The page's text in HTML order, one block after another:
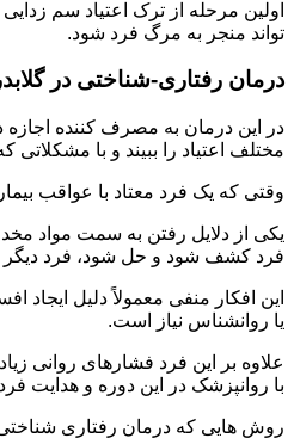
اولین مرحله از ترک اعتیاد سم
تواند منجر به مرگ فرد شود.
درمان رفتاری-شناختی در
مختلف اعتیاد را ببیند و با
وقتی که یک فرد معتاد با عواقب
یکی از دلایل رفتن به سمت مواد
فرد کشف شود و حل شود، فرد دیگر
این افکار منفی معمولاً دلیل ایجاد
یا روانشناس نیاز است.
علاوه بر این فرد فشارهای روانی
با روانپزشک در این دوره و هدایت
روش هایی که درمان رفتاری